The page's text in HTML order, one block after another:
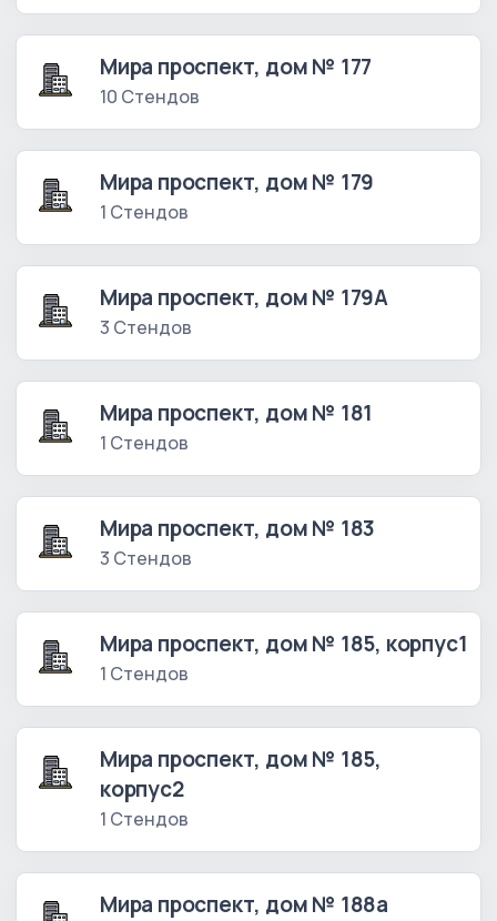
Мира проспект, дом № 177
10 Стендов
Мира проспект, дом № 179
1 Стендов
Мира проспект, дом № 179А
3 Стендов
Мира проспект, дом № 181
1 Стендов
Мира проспект, дом № 183
3 Стендов
Мира проспект, дом № 185, корпус1
1 Стендов
Мира проспект, дом № 185,
корпус2
1 Стендов
Мира проспект, дом № 188а